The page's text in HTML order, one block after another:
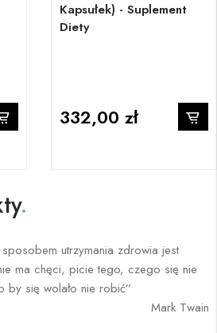
Kapsułek) - Suplement
Diety
332,00 zł
.
utrzymania zdrowia jest
ma chęci, picie tego, czego się nie
się wolało nie robić”
Mark Twain